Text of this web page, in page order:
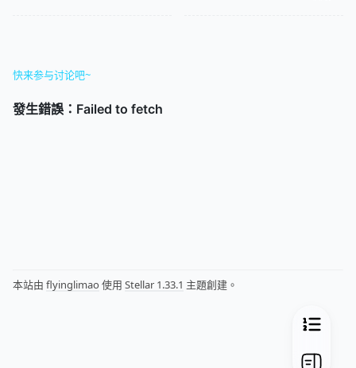
快来参与讨论吧~
本站由 flyinglimao 使用 Stellar 1.33.1 主題創建。